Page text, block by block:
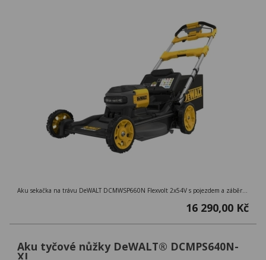
16 290,00 Kč
Aku tyčové nůžky DeWALT® DCMPS640N-
XJ